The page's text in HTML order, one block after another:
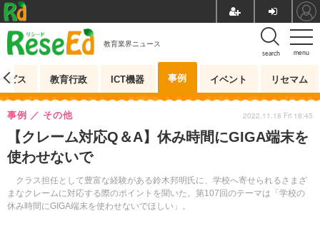
menu
search
教育業界ニュース
ビス 教育行政 ICT機器 事例 イベント リセマム
【クレーム対応Q＆A】休み時間にGIGA端末を
使わせないで
クラス担任として豊富な経験がある鈴木邦明氏に、学校へ寄せられるさまざ
まなクレームに対応する際のポイントを聞いた。第107回のテーマは「学校の
休み時間にGIGA端末を使わせないでほしい」。
事例 その他 2022.11.18 Fri 18:45